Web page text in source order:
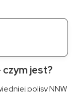
czym jest?
polisy NNW